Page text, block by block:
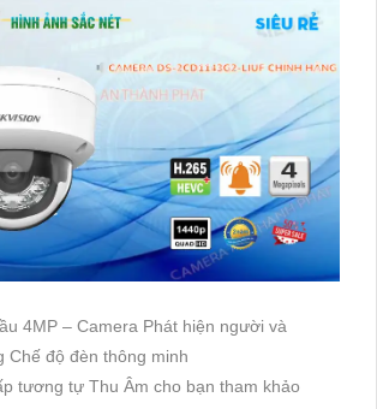
4MP – Camera Phát hiện người và
Chế độ đèn thông minh
tương tự Thu Âm cho bạn tham khảo